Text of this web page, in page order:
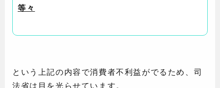
等々
という上記の内容で消費者不利益がでるため、司
法省は目を光らせています。